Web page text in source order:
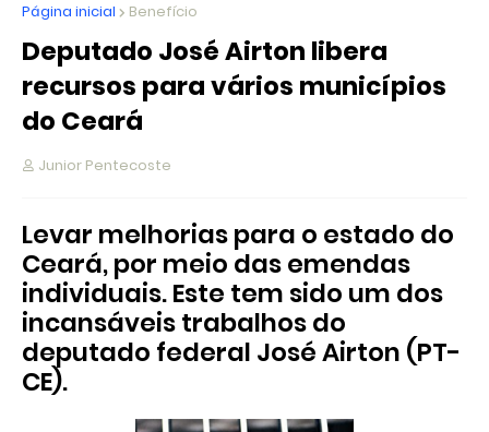
JORNALISMO INDEPENDENTE, TRANSPARENTE E
CRÍTICO
Página inicial Benefício
Deputado José Airton libera
recursos para vários municípios
do Ceará
Junior Pentecoste
Levar melhorias para o estado do
Ceará, por meio das emendas
individuais. Este tem sido um dos
incansáveis trabalhos do
deputado federal José Airton (PT-
CE).